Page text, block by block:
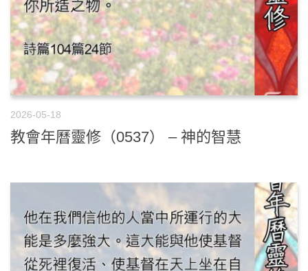
2026-05-18
教會年曆靈修（0537） – 神的智慧